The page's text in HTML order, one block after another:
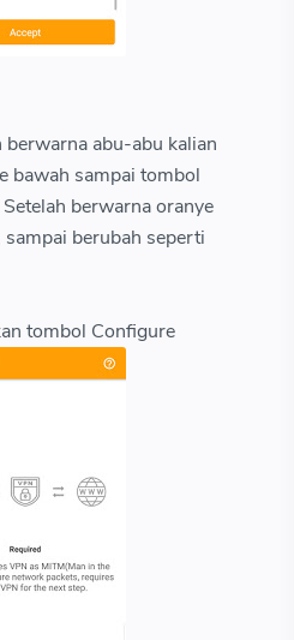
abu-abu kalian
bawah sampai tombol
berwarna oranye
berubah seperti
tombol Configure